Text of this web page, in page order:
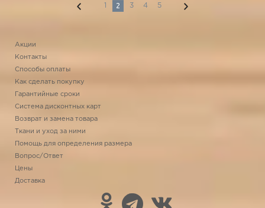
1 2 3 4 5
Акции
Контакты
Способы оплаты
Как сделать покупку
Гарантийные сроки
Система дисконтных карт
Возврат и замена товара
Ткани и уход за ними
Помощь для определения размера
Вопрос/Ответ
Цены
Доставка